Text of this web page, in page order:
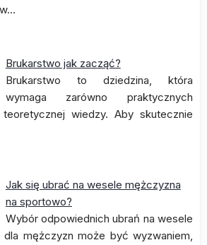
Brukarstwo jak zacząć?
Brukarstwo to dziedzina, która
wymaga zarówno praktycznych
wiedzy. Aby skutecznie
Jak się ubrać na wesele mężczyzna
na sportowo?
Wybór odpowiednich ubrań na wesele
mężczyzn może być wyzwaniem,